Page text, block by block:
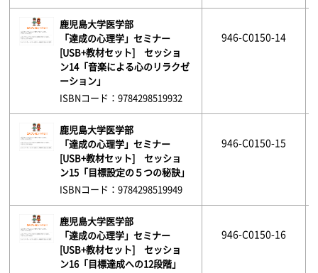
鹿児島大学医学部
「達成の心理学」セミナー
[USB+教材セット] セッショ
ン14「音楽による心のリラクゼ
ーション」
ISBNコード：9784298519932
946-C0150-14
鹿児島大学医学部
「達成の心理学」セミナー
[USB+教材セット] セッショ
ン15「目標設定の５つの秘訣」
ISBNコード：9784298519949
946-C0150-15
鹿児島大学医学部
「達成の心理学」セミナー
[USB+教材セット] セッショ
ン16「目標達成への12段階」
946-C0150-16